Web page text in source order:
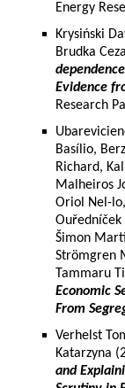
Energy
Krysiński
Brudka
Evidence
Research
Basílio,
Richard,
Malheiros
Oriol Nel-
Šimon
Strömgren
Tammaru
Economic
From
Verhelst
Katarzyna
and